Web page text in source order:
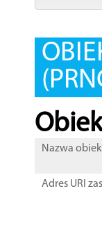
Nazwa
Adres URI